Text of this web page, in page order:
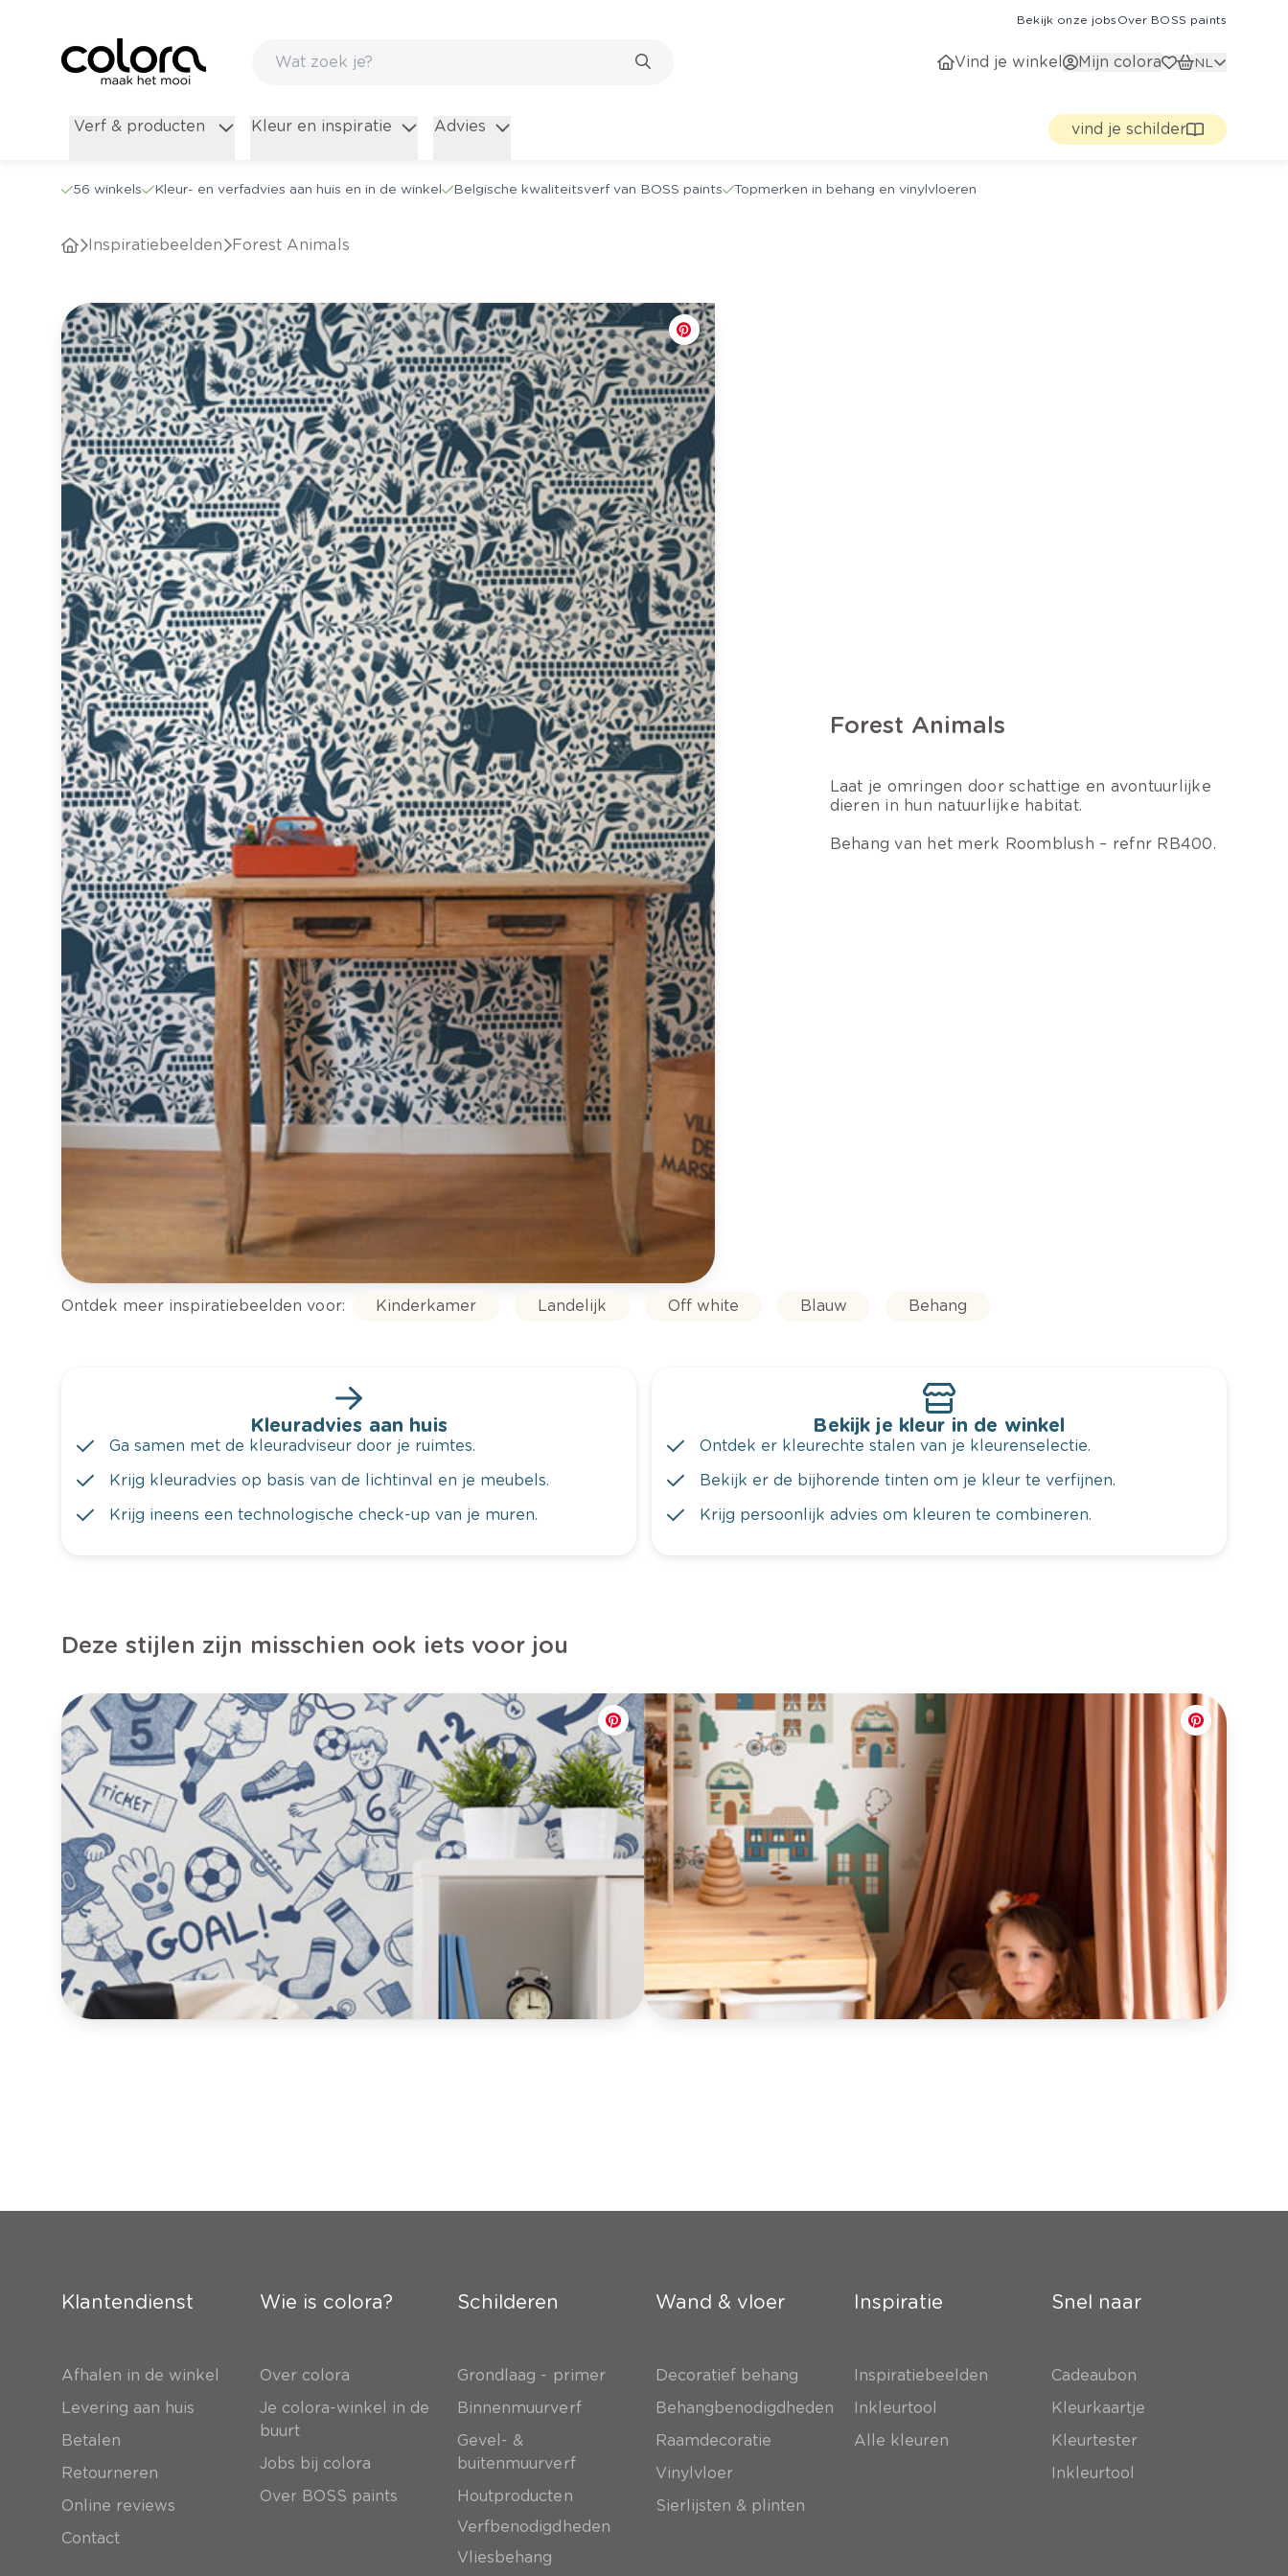
Bekijk onze jobs Over BOSS paints
Vind je winkel Mijn colora NL
Verf & producten Kleur en inspiratie Advies vind je schilder
56 winkels Kleur- en verfadvies aan huis en in de winkel Belgische kwaliteitsverf van BOSS paints Topmerken in behang en vinylvloeren
Inspiratiebeelden Forest Animals
Forest Animals
Laat je omringen door schattige en avontuurlijke
dieren in hun natuurlijke habitat.
Behang van het merk Roomblush – refnr RB400.
Ontdek meer inspiratiebeelden voor: Kinderkamer Landelijk Off white Blauw Behang
Kleuradvies aan huis
Ga samen met de kleuradviseur door je ruimtes.
Krijg kleuradvies op basis van de lichtinval en je meubels.
Krijg ineens een technologische check-up van je muren.
Bekijk je kleur in de winkel
Ontdek er kleurechte stalen van je kleurenselectie.
Bekijk er de bijhorende tinten om je kleur te verfijnen.
Krijg persoonlijk advies om kleuren te combineren.
Deze stijlen zijn misschien ook iets voor jou
Klantendienst
Afhalen in de winkel
Levering aan huis
Betalen
Retourneren
Online reviews
Contact
Wie is colora?
Over colora
Je colora-winkel in de
buurt
Jobs bij colora
Over BOSS paints
Schilderen
Grondlaag - primer
Binnenmuurverf
Gevel- &
buitenmuurverf
Houtproducten
Verfbenodigdheden
Vliesbehang
Wand & vloer
Decoratief behang
Behangbenodigdheden
Raamdecoratie
Vinylvloer
Sierlijsten & plinten
Inspiratie
Inspiratiebeelden
Inkleurtool
Alle kleuren
Snel naar
Cadeaubon
Kleurkaartje
Kleurtester
Inkleurtool